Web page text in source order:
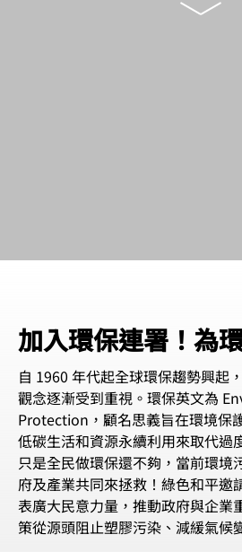
加入環保連署！為
自 1960 年代起全球環保趨勢興起
觀念逐漸受到重視。環保英文為
Protection，顧名思義旨在環境保
低碳生活和資源永續利用來取代過
只是全民做環保還不夠，當前環境
府及產業共同來拯救！綠色和平邀
表廣大民意力量，推動政府與企業
策從源頭阻止塑膠污染、減緩氣候